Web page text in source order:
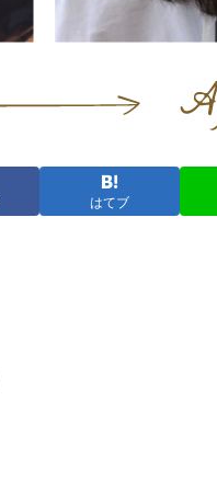
はてブ